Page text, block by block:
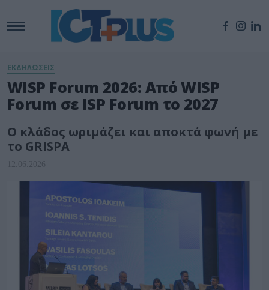
ΕΚΔΗΛΩΣΕΙΣ
WISP Forum 2026: Από WISP
Forum σε ISP Forum το 2027
Ο κλάδος ωριμάζει και αποκτά φωνή με
το GRISPA
12.06.2026